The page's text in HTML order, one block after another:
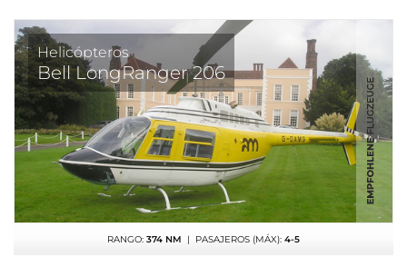
Helicópteros
Bell LongRanger 206
RANGO: 374 NM | PASAJEROS (MÁX): 4-5